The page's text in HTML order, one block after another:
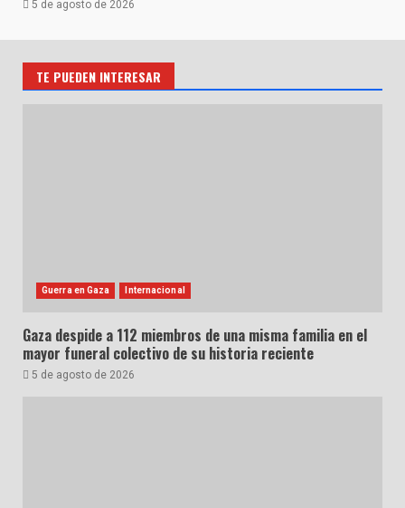
5 de agosto de 2026
TE PUEDEN INTERESAR
Guerra en Gaza Internacional
Gaza despide a 112 miembros de una misma familia en el
mayor funeral colectivo de su historia reciente
5 de agosto de 2026